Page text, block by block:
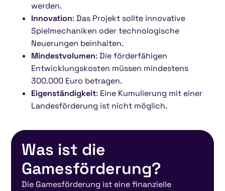
werden.
Innovation: Das Projekt sollte innovative
Spielmechaniken oder technologische
Neuerungen beinhalten.
Mindestvolumen: Die förderfähigen
Entwicklungskosten müssen mindestens
300.000 Euro betragen.
Eigenständigkeit: Eine Kumulierung mit einer
Landesförderung ist nicht möglich.
Was ist die
Gamesförderung?
Die Gamesförderung ist eine finanzielle